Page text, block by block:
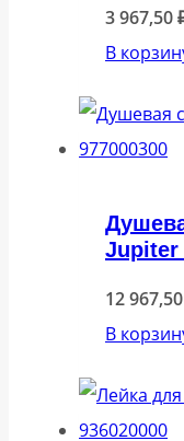
3 967,50
В
Jupiter
12 967,50
В